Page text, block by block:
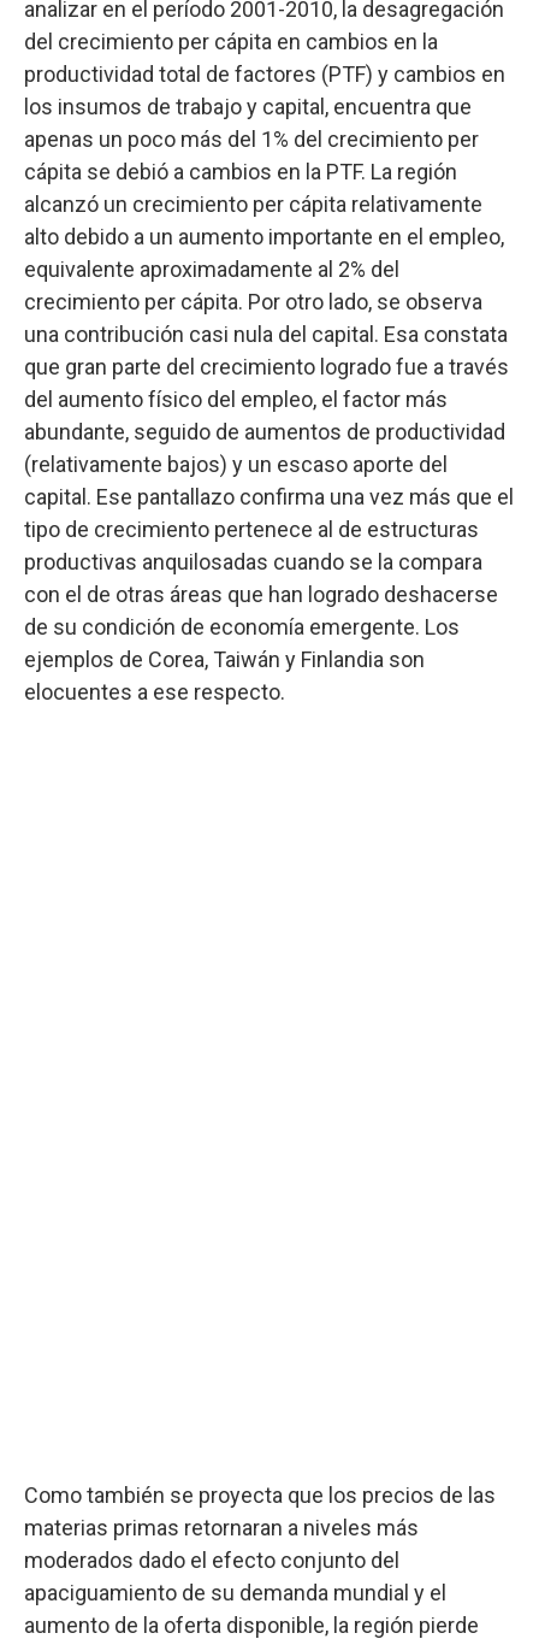
analizar en el período 2001-2010, la desagregación
del crecimiento per cápita en cambios en la
productividad total de factores (PTF) y cambios en
los insumos de trabajo y capital, encuentra que
apenas un poco más del 1% del crecimiento per
cápita se debió a cambios en la PTF. La región
alcanzó un crecimiento per cápita relativamente
alto debido a un aumento importante en el empleo,
equivalente aproximadamente al 2% del
crecimiento per cápita. Por otro lado, se observa
una contribución casi nula del capital. Esa constata
que gran parte del crecimiento logrado fue a través
del aumento físico del empleo, el factor más
abundante, seguido de aumentos de productividad
(relativamente bajos) y un escaso aporte del
capital. Ese pantallazo confirma una vez más que el
tipo de crecimiento pertenece al de estructuras
productivas anquilosadas cuando se la compara
con el de otras áreas que han logrado deshacerse
de su condición de economía emergente. Los
ejemplos de Corea, Taiwán y Finlandia son
elocuentes a ese respecto.
Como también se proyecta que los precios de las
materias primas retornaran a niveles más
moderados dado el efecto conjunto del
apaciguamiento de su demanda mundial y el
aumento de la oferta disponible, la región pierde